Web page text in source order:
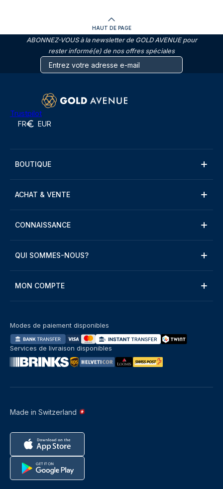
HAUT DE PAGE
ABONNEZ-VOUS à la newsletter de GOLD AVENUE pour
rester informé(e) de nos offres spéciales
Trustpilot
FR EUR
BOUTIQUE
ACHAT & VENTE
CONNAISSANCE
QUI SOMMES-NOUS?
MON COMPTE
Made in Switzerland
Modes de paiement disponibles
Services de livraison disponibles